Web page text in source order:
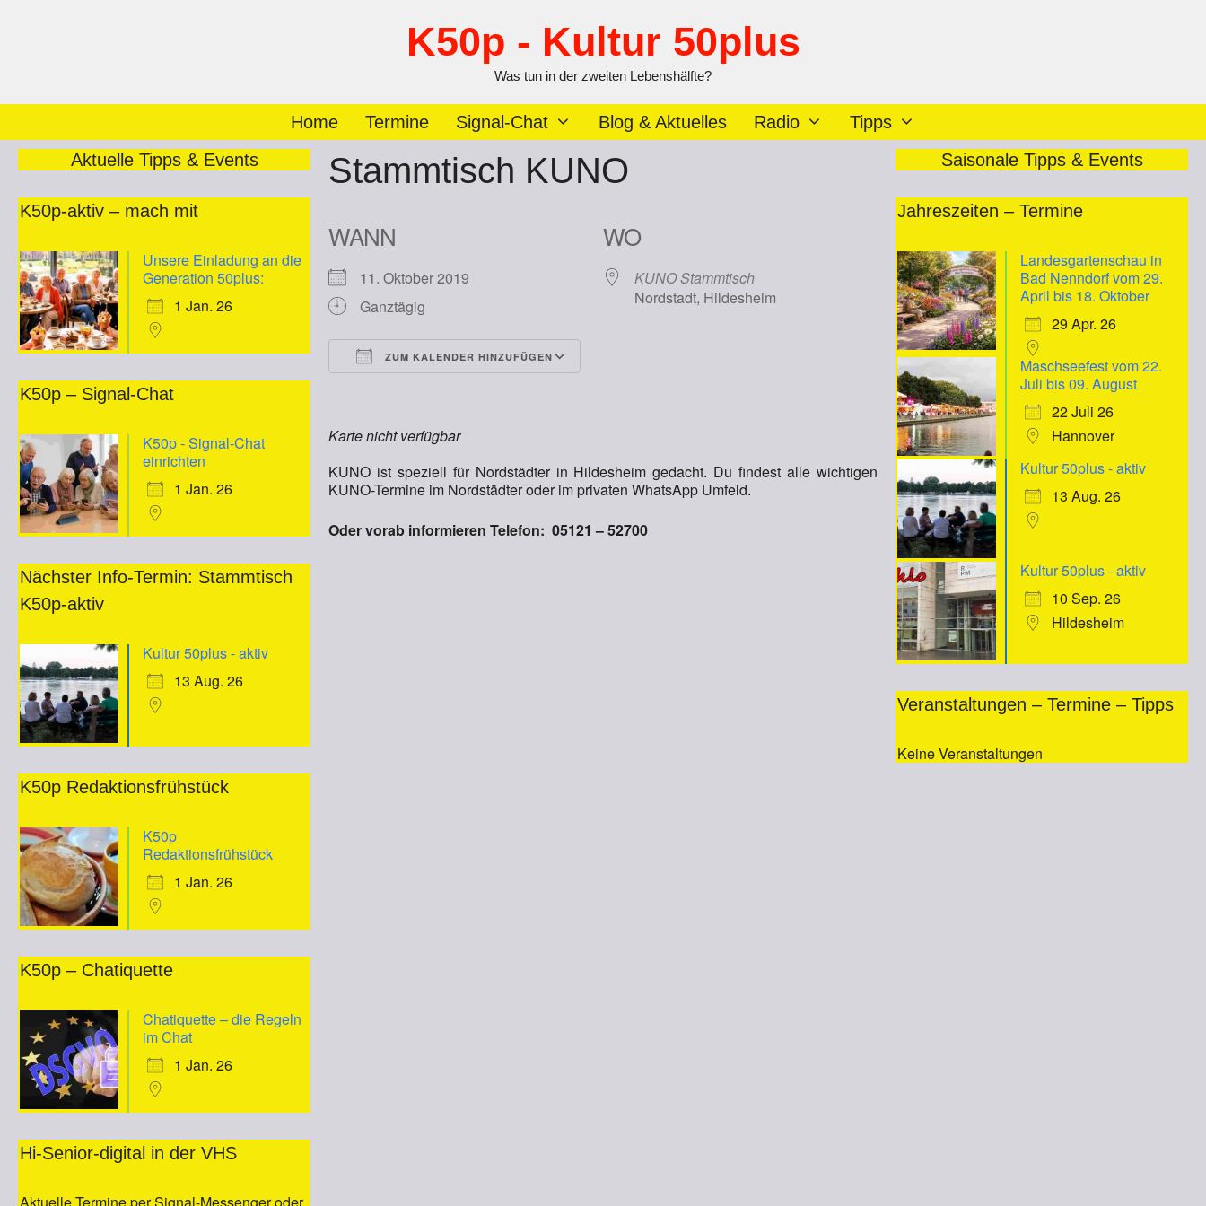
K50p - Kultur 50plus
Was tun in der zweiten Lebenshälfte?
Home Termine Signal-Chat Blog & Aktuelles Radio Tipps
Stammtisch KUNO
WANN
11. Oktober 2019
Ganztägig
ZUM KALENDER HINZUFÜGEN
iCalendar Office 365
WO
KUNO Stammtisch
Nordstadt, Hildesheim
Karte nicht verfügbar
KUNO ist speziell für Nordstädter in Hildesheim gedacht. Du findest alle wichtigen
KUNO-Termine im Nordstädter oder im privaten WhatsApp Umfeld.
Oder vorab informieren Telefon: 05121 – 52700
Aktuelle Tipps & Events
K50p-aktiv – mach mit
Unsere Einladung an die
Generation 50plus:
1 Jan. 26
K50p – Signal-Chat
K50p - Signal-Chat
einrichten
1 Jan. 26
Nächster Info-Termin: Stammtisch
K50p-aktiv
Kultur 50plus - aktiv
13 Aug. 26
K50p Redaktionsfrühstück
K50p
Redaktionsfrühstück
1 Jan. 26
K50p – Chatiquette
Chatiquette – die Regeln
im Chat
1 Jan. 26
Hi-Senior-digital in der VHS
Saisonale Tipps & Events
Jahreszeiten – Termine
Landesgartenschau in
Bad Nenndorf vom 29.
April bis 18. Oktober
29 Apr. 26
Maschseefest vom 22.
Juli bis 09. August
22 Juli 26
Hannover
Kultur 50plus - aktiv
13 Aug. 26
Kultur 50plus - aktiv
10 Sep. 26
Hildesheim
Veranstaltungen – Termine – Tipps
Keine Veranstaltungen